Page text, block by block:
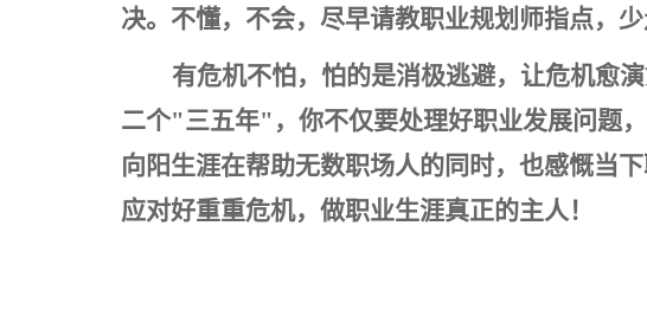
决。不懂，不会，尽早请教职业规划师指点，少
有危机不怕，怕的是消极逃避，让危机愈
二个"三五年"，你不仅要处理好职业发展问题
向阳生涯在帮助无数职场人的同时，也感慨当
应对好重重危机，做职业生涯真正的主人！